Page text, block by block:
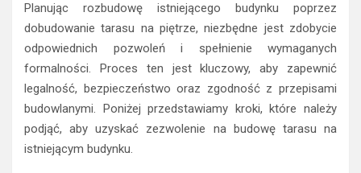
Planując rozbudowę istniejącego budynku poprzez
dobudowanie tarasu na piętrze, niezbędne jest zdobycie
odpowiednich pozwoleń i spełnienie wymaganych
formalności. Proces ten jest kluczowy, aby zapewnić
legalność, bezpieczeństwo oraz zgodność z przepisami
budowlanymi. Poniżej przedstawiamy kroki, które należy
podjąć, aby uzyskać zezwolenie na budowę tarasu na
istniejącym budynku.